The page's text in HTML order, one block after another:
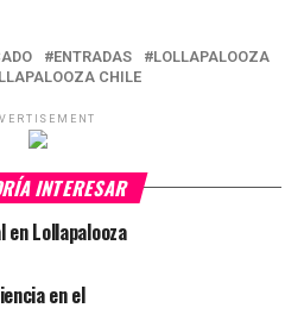
ENTRADAS
LOLLAPALOOZA
CHILE
INTERESAR
Lollapalooza
en el